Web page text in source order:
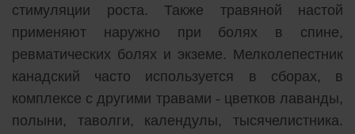
стимуляции роста. Также травяной настой
применяют наружно при болях в спине,
ревматических болях и экземе. Мелколепестник
канадский часто используется в сборах, в
комплексе с другими травами - цветков лаванды,
полыни, таволги, календулы, тысячелистника.